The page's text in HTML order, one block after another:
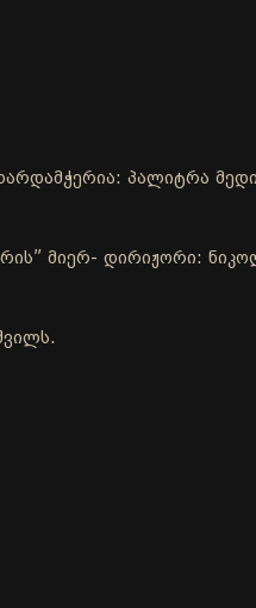
პალიტრა
მიერ- დირიჟორი: